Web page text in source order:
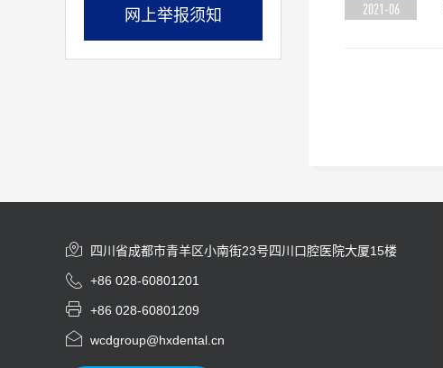
网上举报须知 2021-06
 四川省成都市青羊区小南街23号四川口腔医院大厦15楼
 +86 028-60801201
 +86 028-60801209
 wcdgroup@hxdental.cn